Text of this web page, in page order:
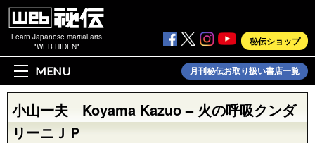
Learn Japanese martial arts
"WEB HIDEN"
秘伝ショップ
MENU 月刊秘伝お取り扱い書店一覧
小山一夫 Koyama Kazuo – 火の呼吸クンダ
リーニＪＰ